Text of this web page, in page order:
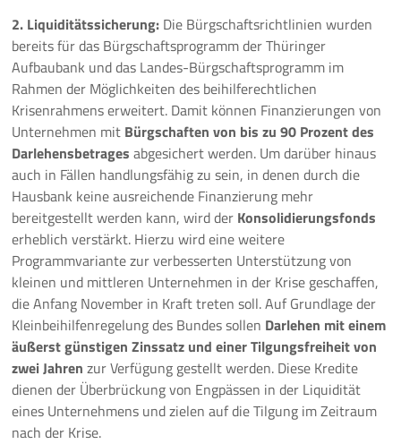
2. Liquiditätssicherung: Die Bürgschaftsrichtlinien wurden
bereits für das Bürgschaftsprogramm der Thüringer
Aufbaubank und das Landes-Bürgschaftsprogramm im
Rahmen der Möglichkeiten des beihilferechtlichen
Krisenrahmens erweitert. Damit können Finanzierungen von
Unternehmen mit Bürgschaften von bis zu 90 Prozent des
Darlehensbetrages abgesichert werden. Um darüber hinaus
auch in Fällen handlungsfähig zu sein, in denen durch die
Hausbank keine ausreichende Finanzierung mehr
bereitgestellt werden kann, wird der Konsolidierungsfonds
erheblich verstärkt. Hierzu wird eine weitere
Programmvariante zur verbesserten Unterstützung von
kleinen und mittleren Unternehmen in der Krise geschaffen,
die Anfang November in Kraft treten soll. Auf Grundlage der
Kleinbeihilfenregelung des Bundes sollen Darlehen mit einem
äußerst günstigen Zinssatz und einer Tilgungsfreiheit von
zwei Jahren zur Verfügung gestellt werden. Diese Kredite
dienen der Überbrückung von Engpässen in der Liquidität
eines Unternehmens und zielen auf die Tilgung im Zeitraum
nach der Krise.